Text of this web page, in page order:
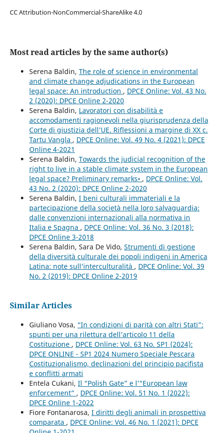
CC Attribution-NonCommercial-ShareAlike 4.0
Most read articles by the same author(s)
Serena Baldin, The role of science in environmental
and climate change adjudications in the European
legal space: An introduction , DPCE Online: Vol. 43 No.
2 (2020): DPCE Online 2-2020
Serena Baldin, Lavoratori con disabilità e
accomodamenti ragionevoli nella giurisprudenza della
Corte di giustizia dell’UE. Riflessioni a margine di XX c.
Tartu Vangla , DPCE Online: Vol. 49 No. 4 (2021): DPCE
Online 4-2021
Serena Baldin, Towards the judicial recognition of the
right to live in a stable climate system in the European
legal space? Preliminary remarks• , DPCE Online: Vol.
43 No. 2 (2020): DPCE Online 2-2020
Serena Baldin, I beni culturali immateriali e la
partecipazione della società nella loro salvaguardia:
dalle convenzioni internazionali alla normativa in
Italia e Spagna , DPCE Online: Vol. 36 No. 3 (2018):
DPCE Online 3-2018
Serena Baldin, Sara De Vido, Strumenti di gestione
della diversità culturale dei popoli indigeni in America
Latina: note sull’interculturalità , DPCE Online: Vol. 39
No. 2 (2019): DPCE Online 2-2019
Similar Articles
Giuliano Vosa, “In condizioni di parità con altri Stati”:
spunti per una rilettura dell’articolo 11 della
Costituzione , DPCE Online: Vol. 63 No. SP1 (2024):
DPCE ONLINE - SP1 2024 Numero Speciale Pescara
Costituzionalismo, declinazioni del principio pacifista
e conflitti armati
Entela Cukani, Il “Polish Gate” e l’“European law
enforcement” , DPCE Online: Vol. 51 No. 1 (2022):
DPCE Online 1-2022
Fiore Fontanarosa, I diritti degli animali in prospettiva
comparata , DPCE Online: Vol. 46 No. 1 (2021): DPCE